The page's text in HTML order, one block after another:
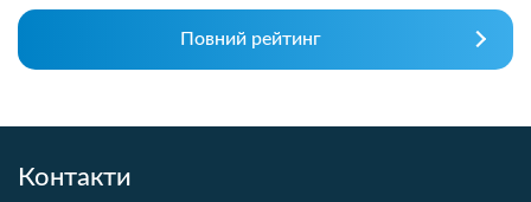
Повний рейтинг
Контакти